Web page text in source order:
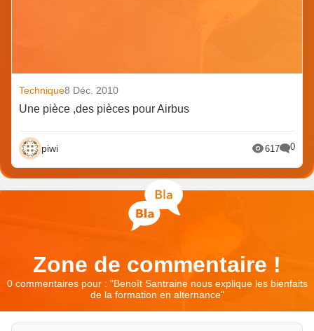
Technique8 Déc. 2010
Une pièce ,des pièces pour Airbus
piwi 617 0
Zone de commentaire !
0 commentaires pour : "Benoît Santraine nous explique les bienfaits
de la formation en alternance"